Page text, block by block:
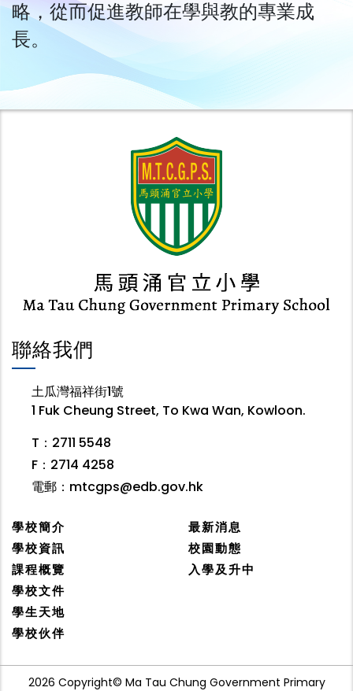
略，從而促進教師在學與教的專業成
長。
聯絡我們
土瓜灣福祥街1號
1 Fuk Cheung Street, To Kwa Wan, Kowloon.
T：2711 5548
F：2714 4258
電郵： mtcgps@edb.gov.hk
學校簡介
學校資訊
課程概覽
學校文件
學生天地
學校伙伴
最新消息
校園動態
入學及升中
2026 Copyright© Ma Tau Chung Government Primary